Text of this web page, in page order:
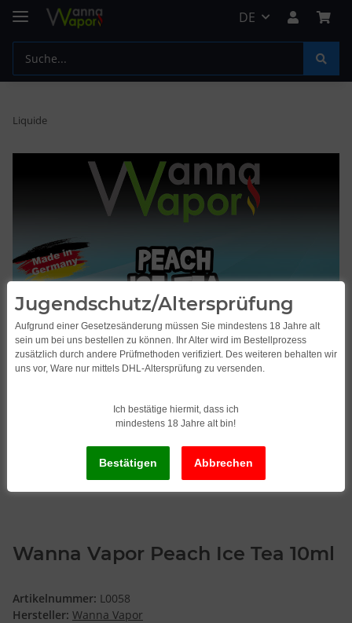
DE
Liquide
Wanna Vapor Peach Ice Tea 10ml
Artikelnummer: L0058
Hersteller: Wanna Vapor
Jugendschutz/Altersprüfung
Aufgrund einer Gesetzesänderung müssen Sie mindestens 18 Jahre alt
sein um bei uns bestellen zu können. Ihr Alter wird im Bestellprozess
zusätzlich durch andere Prüfmethoden verifiziert. Des weiteren behalten wir
uns vor, Ware nur mittels DHL-Altersprüfung zu versenden.
Ich bestätige hiermit, dass ich
mindestens 18 Jahre alt bin!